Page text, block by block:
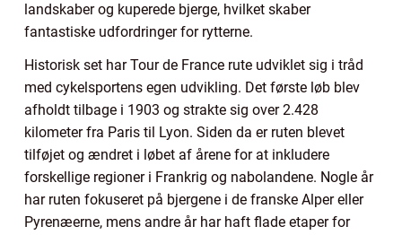
landskaber og kuperede bjerge, hvilket skaber
fantastiske udfordringer for rytterne.
Historisk set har Tour de France rute udviklet sig i tråd
med cykelsportens egen udvikling. Det første løb blev
afholdt tilbage i 1903 og strakte sig over 2.428
kilometer fra Paris til Lyon. Siden da er ruten blevet
tilføjet og ændret i løbet af årene for at inkludere
forskellige regioner i Frankrig og nabolandene. Nogle år
har ruten fokuseret på bjergene i de franske Alper eller
Pyrenæerne, mens andre år har haft flade etaper for